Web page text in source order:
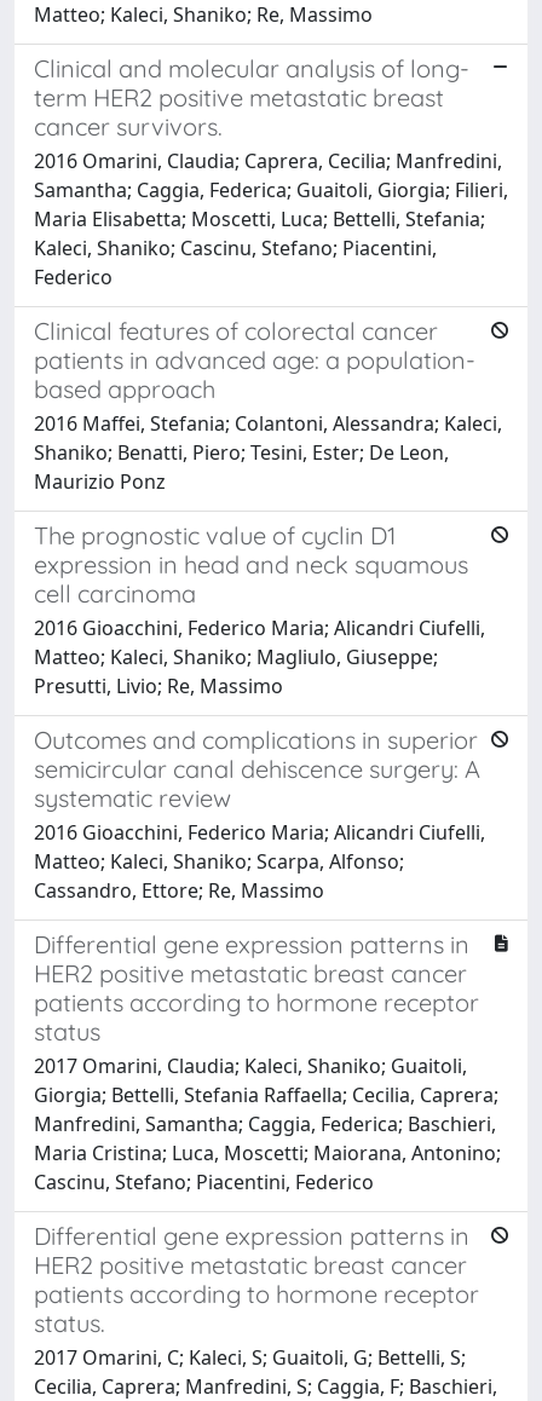
Matteo; Kaleci, Shaniko; Re, Massimo
Clinical and molecular analysis of long-
term HER2 positive metastatic breast
cancer survivors.
2016 Omarini, Claudia; Caprera, Cecilia; Manfredini,
Samantha; Caggia, Federica; Guaitoli, Giorgia; Filieri,
Maria Elisabetta; Moscetti, Luca; Bettelli, Stefania;
Kaleci, Shaniko; Cascinu, Stefano; Piacentini,
Federico
Clinical features of colorectal cancer
patients in advanced age: a population-
based approach
2016 Maffei, Stefania; Colantoni, Alessandra; Kaleci,
Shaniko; Benatti, Piero; Tesini, Ester; De Leon,
Maurizio Ponz
The prognostic value of cyclin D1
expression in head and neck squamous
cell carcinoma
2016 Gioacchini, Federico Maria; Alicandri Ciufelli,
Matteo; Kaleci, Shaniko; Magliulo, Giuseppe;
Presutti, Livio; Re, Massimo
Outcomes and complications in superior
semicircular canal dehiscence surgery: A
systematic review
2016 Gioacchini, Federico Maria; Alicandri Ciufelli,
Matteo; Kaleci, Shaniko; Scarpa, Alfonso;
Cassandro, Ettore; Re, Massimo
Differential gene expression patterns in
HER2 positive metastatic breast cancer
patients according to hormone receptor
status
2017 Omarini, Claudia; Kaleci, Shaniko; Guaitoli,
Giorgia; Bettelli, Stefania Raffaella; Cecilia, Caprera;
Manfredini, Samantha; Caggia, Federica; Baschieri,
Maria Cristina; Luca, Moscetti; Maiorana, Antonino;
Cascinu, Stefano; Piacentini, Federico
Differential gene expression patterns in
HER2 positive metastatic breast cancer
patients according to hormone receptor
status.
2017 Omarini, C; Kaleci, S; Guaitoli, G; Bettelli, S;
Cecilia, Caprera; Manfredini, S; Caggia, F; Baschieri,